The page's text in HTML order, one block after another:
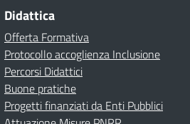
Didattica
Offerta Formativa
Protocollo accoglienza Inclusione
Percorsi Didattici
Buone pratiche
Progetti finanziati da Enti Pubblici